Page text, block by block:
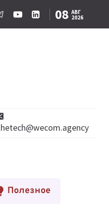
08 АВГ
2026
Полезное